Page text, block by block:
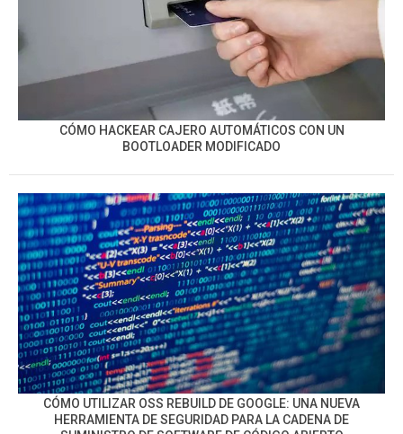
CÓMO HACKEAR CAJERO AUTOMÁTICOS CON UN
BOOTLOADER MODIFICADO
CÓMO UTILIZAR OSS REBUILD DE GOOGLE: UNA NUEVA
HERRAMIENTA DE SEGURIDAD PARA LA CADENA DE